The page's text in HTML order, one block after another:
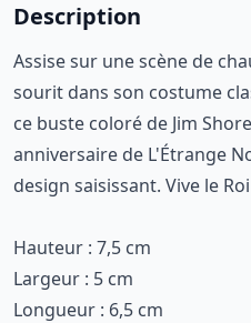
Description
Assise sur une scène de
sourit dans son costume
ce buste coloré de Jim
anniversaire de L'Étrange
design saisissant. Vive le
Hauteur : 7,5 cm
Largeur : 5 cm
Longueur : 6,5 cm